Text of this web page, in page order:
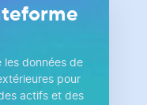
les données de
pour
actifs et des